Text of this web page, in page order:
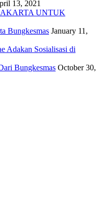
13, 2021
UNTUK
Bungkesmas January 11,
Adakan Sosialisasi di
Bungkesmas October 30,